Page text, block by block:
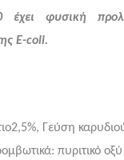
φυσική
Ε-coli.
Γεύση
πυριτικό